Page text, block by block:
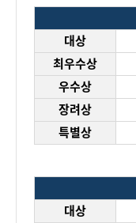
대상
최우수상
우수상
장려상
특별상
대상